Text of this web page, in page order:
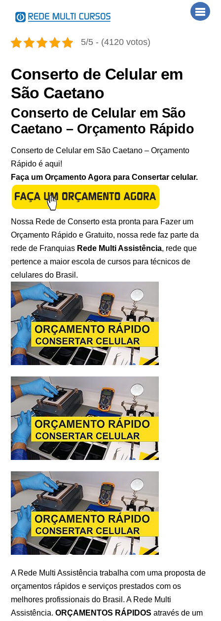
5/5 - (4120 votos)
Conserto de Celular em
São Caetano
Conserto de Celular em São
Caetano – Orçamento Rápido
Conserto de Celular em São Caetano – Orçamento
Rápido é aqui!
Faça um Orçamento Agora para Consertar celular.
Nossa Rede de Conserto esta pronta para Fazer um
Orçamento Rápido e Gratuito, nossa rede faz parte da
rede de Franquias Rede Multi Assistência, rede que
pertence a maior escola de cursos para técnicos de
celulares do Brasil.
A Rede Multi Assistência trabalha com uma proposta de
orçamentos rápidos e serviços prestados com os
melhores profissionais do Brasil. A Rede Multi
Assistência.ORÇAMENTOS RÁPIDOS através de um